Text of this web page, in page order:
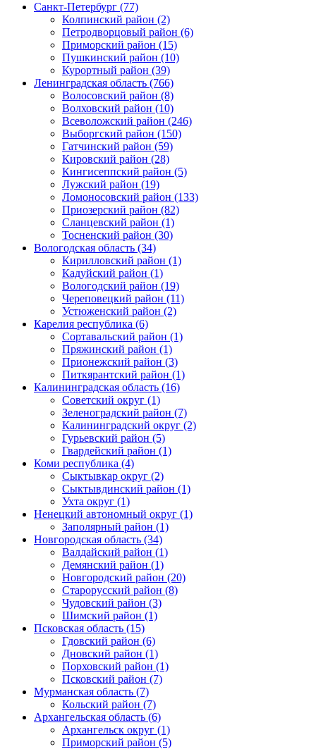
Санкт-Петербург (77)
Колпинский район (2)
Петродворцовый район (6)
Приморский район (15)
Пушкинский район (10)
Курортный район (39)
Ленинградская область (766)
Волосовский район (8)
Волховский район (10)
Всеволожский район (246)
Выборгский район (150)
Гатчинский район (59)
Кировский район (28)
Кингисеппский район (5)
Лужский район (19)
Ломоносовский район (133)
Приозерский район (82)
Сланцевский район (1)
Тосненский район (30)
Вологодская область (34)
Кирилловский район (1)
Кадуйский район (1)
Вологодский район (19)
Череповецкий район (11)
Устюженский район (2)
Карелия республика (6)
Сортавальский район (1)
Пряжинский район (1)
Прионежский район (3)
Питкярантский район (1)
Калининградская область (16)
Советский округ (1)
Зеленоградский район (7)
Калининградский округ (2)
Гурьевский район (5)
Гвардейский район (1)
Коми республика (4)
Сыктывкар округ (2)
Сыктывдинский район (1)
Ухта округ (1)
Ненецкий автономный округ (1)
Заполярный район (1)
Новгородская область (34)
Валдайский район (1)
Демянский район (1)
Новгородский район (20)
Старорусский район (8)
Чудовский район (3)
Шимский район (1)
Псковская область (15)
Гдовский район (6)
Дновский район (1)
Порховский район (1)
Псковский район (7)
Мурманская область (7)
Кольский район (7)
Архангельская область (6)
Архангельск округ (1)
Приморский район (5)